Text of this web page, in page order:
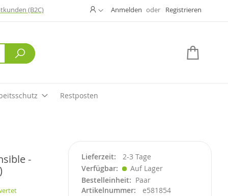
(B2C) ÄndernAnmelden Registrieren
Suche
Restposten
-
Lieferzeit
2-3 Tage
Verfügbar
Auf Lager
Bestelleinheit
Paar
Artikelnummer
e581854